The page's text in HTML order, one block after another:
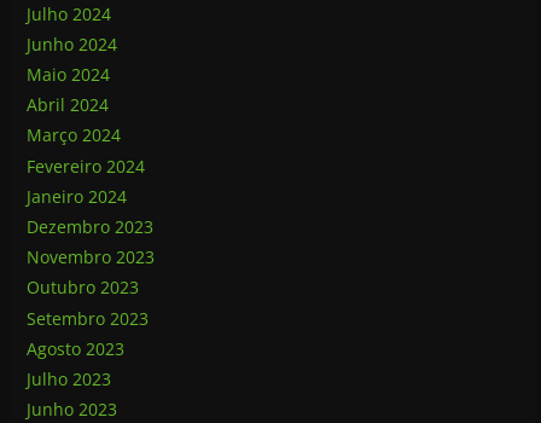
Julho 2024
Junho 2024
Maio 2024
Abril 2024
Março 2024
Fevereiro 2024
Janeiro 2024
Dezembro 2023
Novembro 2023
Outubro 2023
Setembro 2023
Agosto 2023
Julho 2023
Junho 2023